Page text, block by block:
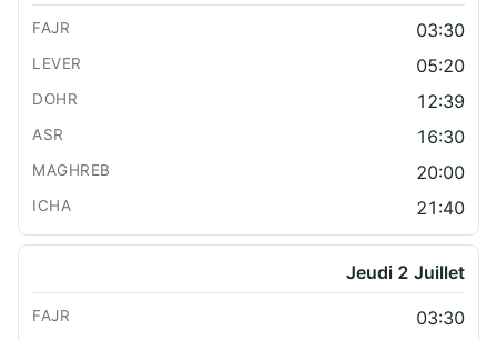
03:30
05:20
12:39
16:30
20:00
21:40
Jeudi 2 Juillet
03:30